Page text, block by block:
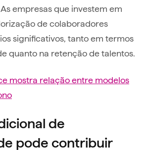
empresas que investem em
de colaboradores
significativos, tanto em termos
quanto na retenção de talentos.
mostra relação entre modelos
de
pode contribuir